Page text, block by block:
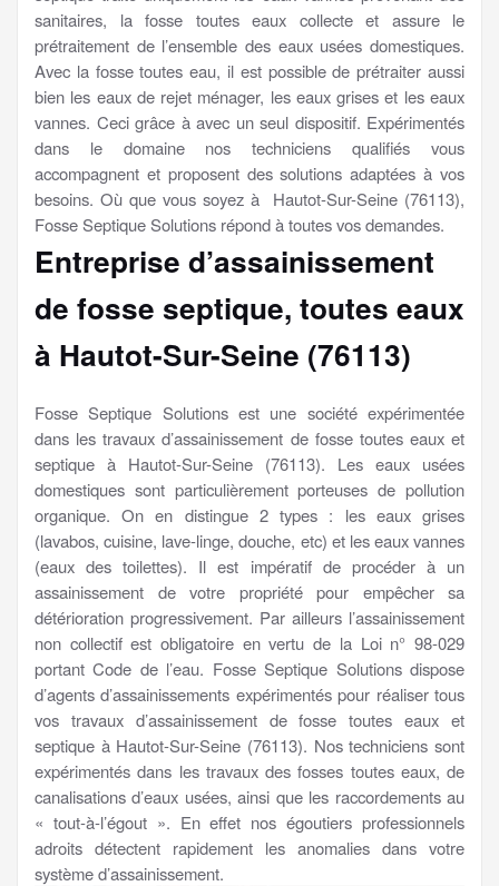
sanitaires, la fosse toutes eaux collecte et assure le
prétraitement de l’ensemble des eaux usées domestiques.
Avec la fosse toutes eau, il est possible de prétraiter aussi
bien les eaux de rejet ménager, les eaux grises et les eaux
vannes. Ceci grâce à avec un seul dispositif. Expérimentés
dans le domaine nos techniciens qualifiés vous
accompagnent et proposent des solutions adaptées à vos
besoins. Où que vous soyez à Hautot-Sur-Seine (76113),
Fosse Septique Solutions répond à toutes vos demandes.
Entreprise d’assainissement
de fosse septique, toutes eaux
à Hautot-Sur-Seine (76113)
Fosse Septique Solutions est une société expérimentée
dans les travaux d’assainissement de fosse toutes eaux et
septique à Hautot-Sur-Seine (76113). Les eaux usées
domestiques sont particulièrement porteuses de pollution
organique. On en distingue 2 types : les eaux grises
(lavabos, cuisine, lave-linge, douche, etc) et les eaux vannes
(eaux des toilettes). Il est impératif de procéder à un
assainissement de votre propriété pour empêcher sa
détérioration progressivement. Par ailleurs l’assainissement
non collectif est obligatoire en vertu de la Loi n° 98-029
portant Code de l’eau. Fosse Septique Solutions dispose
d’agents d’assainissements expérimentés pour réaliser tous
vos travaux d’assainissement de fosse toutes eaux et
septique à Hautot-Sur-Seine (76113). Nos techniciens sont
expérimentés dans les travaux des fosses toutes eaux, de
canalisations d’eaux usées, ainsi que les raccordements au
« tout-à-l’égout ». En effet nos égoutiers professionnels
adroits détectent rapidement les anomalies dans votre
système d’assainissement.